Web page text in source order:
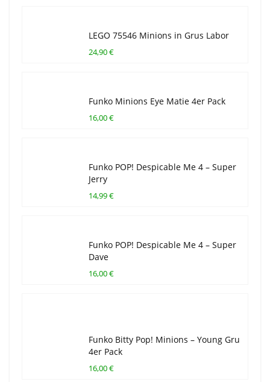
LEGO 75546 Minions in Grus Labor
24,90 €
Funko Minions Eye Matie 4er Pack
16,00 €
Funko POP! Despicable Me 4 – Super
Jerry
14,99 €
Funko POP! Despicable Me 4 – Super
Dave
16,00 €
Funko Bitty Pop! Minions – Young Gru
4er Pack
16,00 €